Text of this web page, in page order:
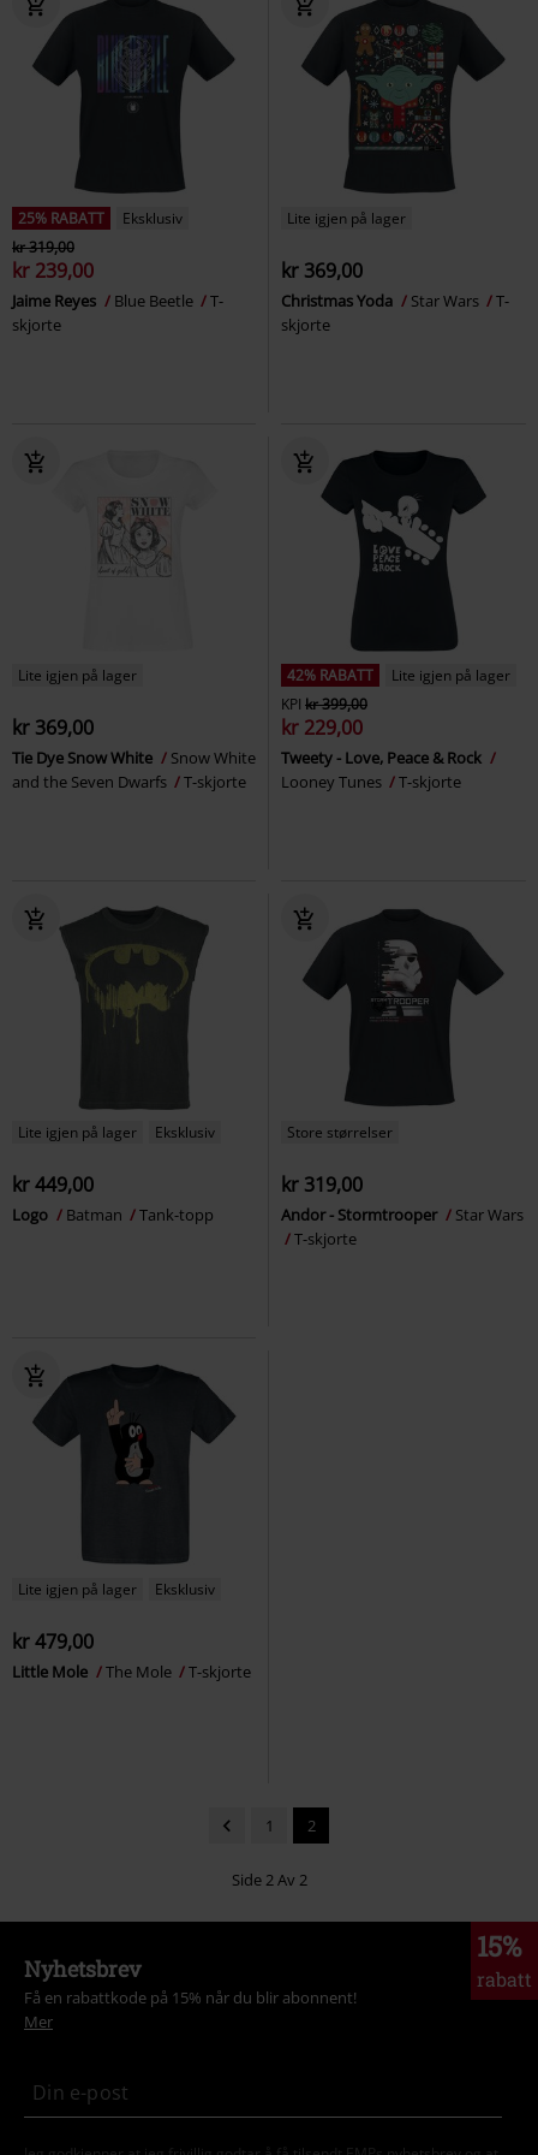
25% RABATT
Eksklusiv
kr 319,00
kr 239,00
Jaime Reyes Blue Beetle
T-
skjorte
Lite igjen på lager
kr 369,00
Christmas Yoda Star Wars
T-
skjorte
Lite igjen på lager
kr 369,00
Tie Dye Snow White
Snow White
and the Seven Dwarfs
T-skjorte
42% RABATT
Lite igjen på lager
KPI kr 399,00
kr 229,00
Tweety - Love, Peace & Rock
Looney Tunes
T-skjorte
Lite igjen på lager Eksklusiv
kr 449,00
Logo Batman Tank-topp
Store størrelser
kr 319,00
Andor - Stormtrooper
Star Wars
T-skjorte
Lite igjen på lager Eksklusiv
kr 479,00
Little Mole The Mole T-skjorte
1 2
Side 2 Av 2
15%
rabatt
Nyhetsbrev
Få en rabattkode på 15% når du blir abonnent!
Mer